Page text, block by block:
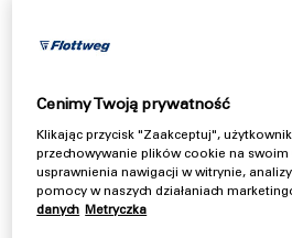
Odzyskiwanie ekstraktu
Prasowanie fusów z kawy
Odolejanie wody z
Cenimy Twoją prywatność
Klikając przycisk "Zaakceptuj",
przechowywanie plików cookie na swoim
usprawnienia nawigacji w witrynie,
pomocy w naszych działaniach
danych Metryczka